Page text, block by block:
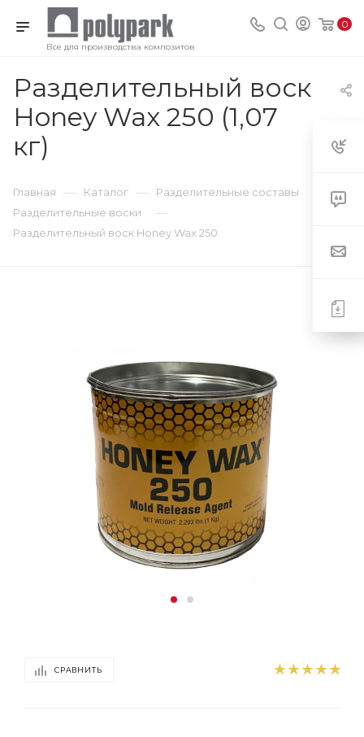
Все для производства композитов
0
Разделительный воск
Honey Wax 250 (1,07
кг)
Главная — Каталог — Разделительные составы
Разделительные воски —
Разделительный воск Honey Wax 250
СРАВНИТЬ